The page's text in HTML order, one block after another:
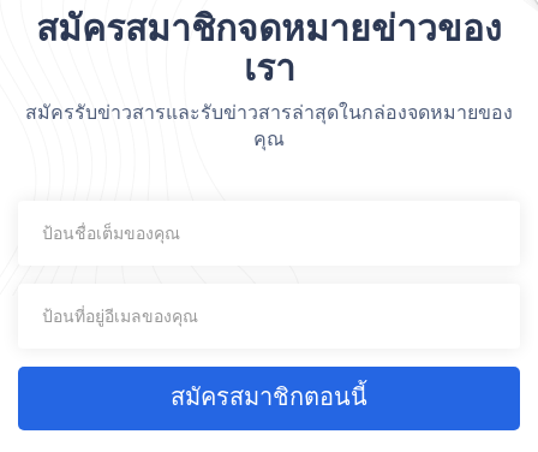
สมัครสมาชิกจดหมายข่าวของ
เรา
สมัครรับข่าวสารและรับข่าวสารล่าสุดในกล่องจดหมายของ
คุณ
สมัครสมาชิกตอนนี้